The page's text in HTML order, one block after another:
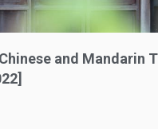
and Mandarin